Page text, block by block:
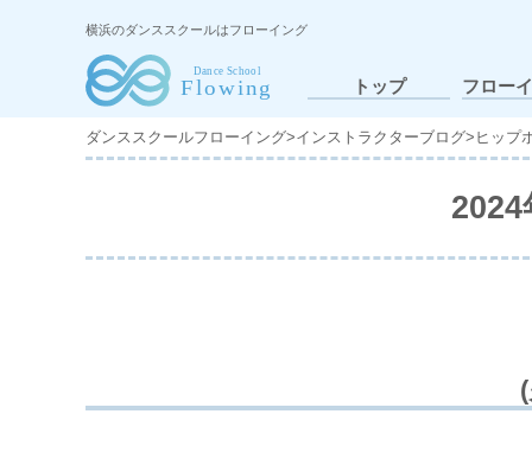
横浜のダンススクールはフローイング
トップ フロー
ダンススクールフローイング>インストラクターブログ> ヒップ